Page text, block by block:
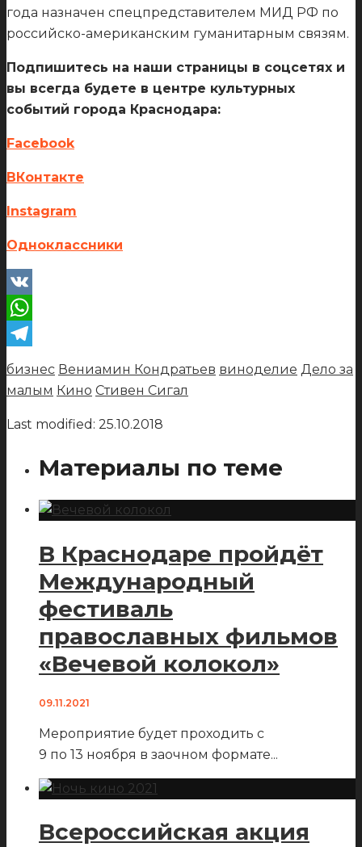
года назначен спецпредставителем МИД РФ по
российско-американским гуманитарным связям.
Подпишитесь на наши страницы в соцсетях и
вы всегда будете в центре культурных
событий города Краснодара:
Facebook
ВКонтакте
Instagram
Одноклассники
VK
WhatsApp
Telegram
бизнес Вениамин Кондратьев виноделие Дело за
малым Кино Стивен Сигал
Last modified: 25.10.2018
Материалы по теме
В Краснодаре пройдёт
Международный
фестиваль
православных фильмов
«Вечевой колокол»
09.11.2021
Мероприятие будет проходить с
9 по 13 ноября в заочном формате...
Всероссийская акция